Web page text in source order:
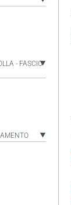
- FASCIO